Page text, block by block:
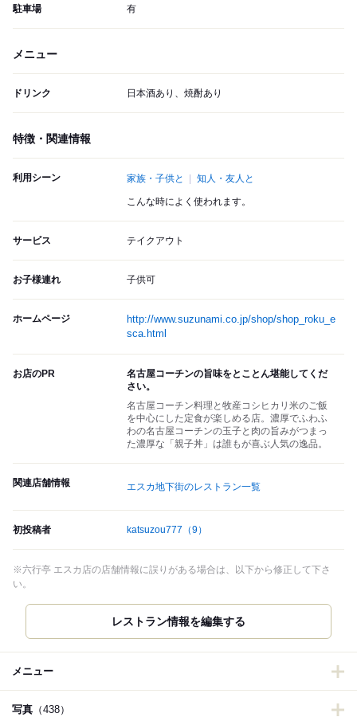
駐車場 有
メニュー
ドリンク 日本酒あり、焼酎あり
特徴・関連情報
利用シーン 家族・子供と 知人・友人と
こんな時によく使われます。
サービス テイクアウト
お子様連れ 子供可
ホームページ
http://www.suzunami.co.jp/shop/shop_roku_e
sca.html
お店のPR
名古屋コーチンの旨味をとことん堪能してくだ
さい。
名古屋コーチン料理と牧産コシヒカリ米のご飯
を中心にした定食が楽しめる店。濃厚でふわふ
わの名古屋コーチンの玉子と肉の旨みがつまっ
た濃厚な「親子丼」は誰もが喜ぶ人気の逸品。
関連店舗情報 エスカ地下街のレストラン一覧
初投稿者 katsuzou777 （9）
※六行亭 エスカ店の店舗情報に誤りがある場合は、以下から修正して下さ
い。
レストラン情報を編集する
メニュー
写真 （438）